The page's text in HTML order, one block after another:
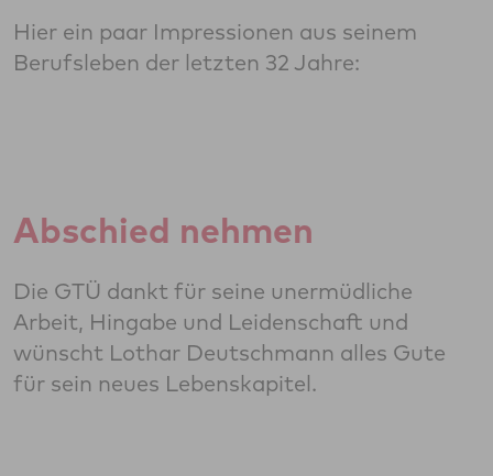
Hier ein paar Impressionen aus seinem
Berufsleben der letzten 32 Jahre:
Abschied nehmen
Die GTÜ dankt für seine unermüdliche
Arbeit, Hingabe und Leidenschaft und
wünscht Lothar Deutschmann alles Gute
für sein neues Lebenskapitel.